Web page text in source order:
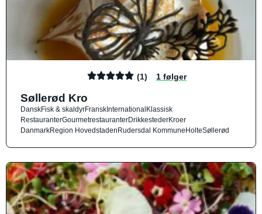
(1) 1 følger
Søllerød Kro
DanskFisk & skaldyrFranskInternationalKlassisk
RestauranterGourmetrestauranterDrikkestederKroer
DanmarkRegion HovedstadenRudersdal KommuneHolteSøllerød